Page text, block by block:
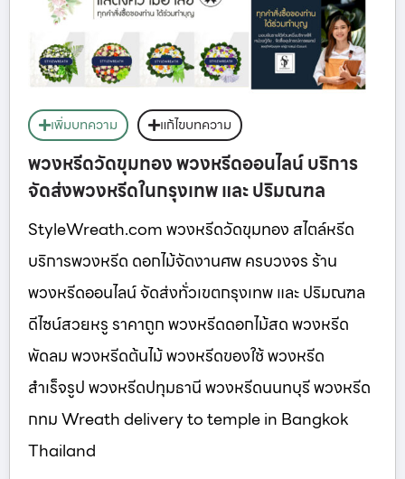
เพิ่มบทความ แก้ไขบทความ
พวงหรีดวัดขุมทอง พวงหรีดออนไลน์ บริการ
จัดส่งพวงหรีดในกรุงเทพ และ ปริมณฑล
StyleWreath.com พวงหรีดวัดขุมทอง สไตล์หรีด
บริการพวงหรีด ดอกไม้จัดงานศพ ครบวงจร ร้าน
พวงหรีดออนไลน์ จัดส่งทั่วเขตกรุงเทพ และ ปริมณฑล
ดีไซน์สวยหรู ราคาถูก พวงหรีดดอกไม้สด พวงหรีด
พัดลม พวงหรีดต้นไม้ พวงหรีดของใช้ พวงหรีด
สำเร็จรูป พวงหรีดปทุมธานี พวงหรีดนนทบุรี พวงหรีด
กทม Wreath delivery to temple in Bangkok
Thailand